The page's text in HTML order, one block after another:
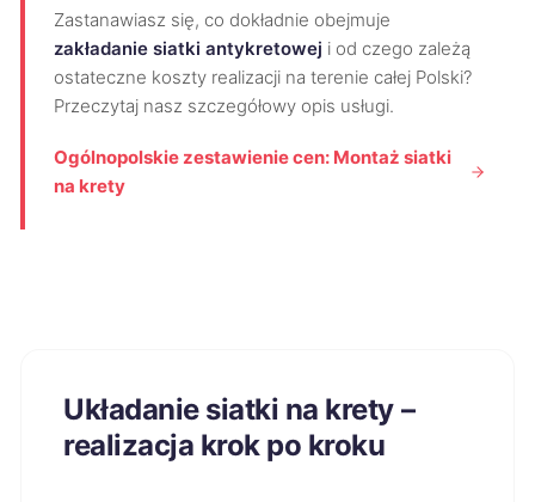
Zastanawiasz się, co dokładnie obejmuje
zakładanie siatki antykretowej i od czego zależą
ostateczne koszty realizacji na terenie całej Polski?
Przeczytaj nasz szczegółowy opis usługi.
Ogólnopolskie zestawienie cen: Montaż siatki
na krety
Układanie siatki na krety –
realizacja krok po kroku